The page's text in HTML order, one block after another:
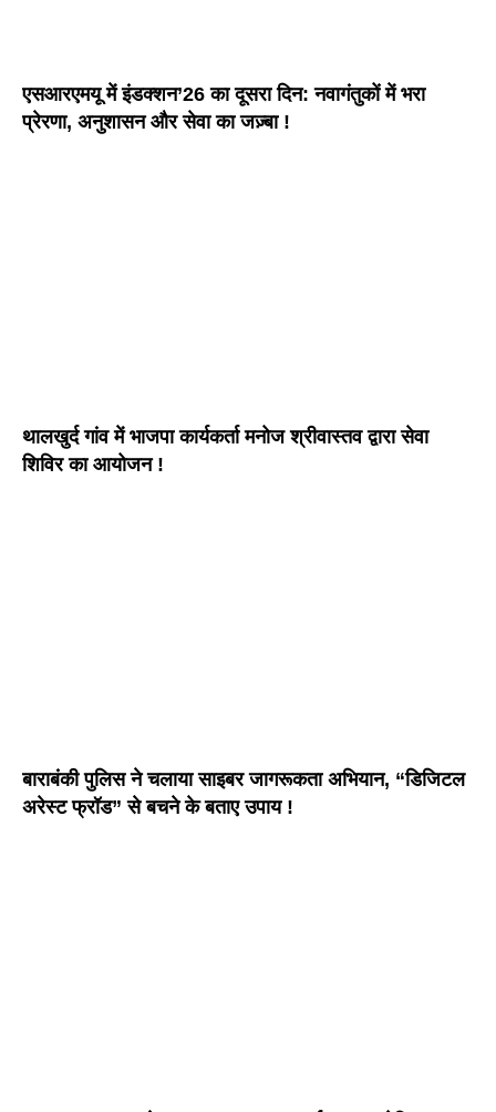
एसआरएमयू में इंडक्शन’26 का दूसरा दिन: नवागंतुकों में भरा
प्रेरणा, अनुशासन और सेवा का जज़्बा !
थालखुर्द गांव में भाजपा कार्यकर्ता मनोज श्रीवास्तव द्वारा सेवा
शिविर का आयोजन !
बाराबंकी पुलिस ने चलाया साइबर जागरूकता अभियान, “डिजिटल
अरेस्ट फ्रॉड” से बचने के बताए उपाय !